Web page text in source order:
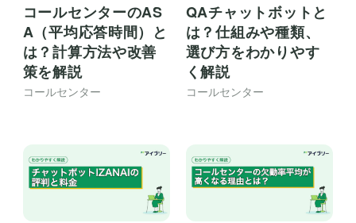
コールセンターのAS
A（平均応答時間）と
は？計算方法や改善
策を解説
コールセンター
QAチャットボットと
は？仕組みや種類、
選び方をわかりやす
く解説
コールセンター